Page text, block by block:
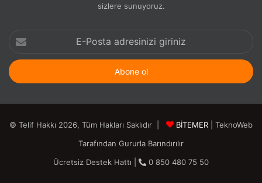
sizlere sunuyoruz.
Posta
adresinizi
giriniz
© Telif Hakkı 2026, Tüm Hakları Saklıdır | BİTEMER | TeknoWeb
Tarafından Gururla Barındırılır
Ücretsiz Destek Hattı |
0 850 480 75 50